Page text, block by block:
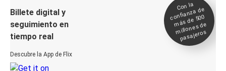
Billete digital y
seguimiento en
tiempo real
Descubre la App de Flix
Con la
confianza de
más de 500
millones de
pasajeros